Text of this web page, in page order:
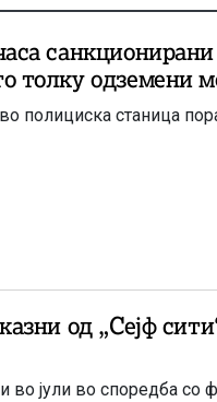
толку одземени
полициска станица
од „Сејф
во јули во споредба со